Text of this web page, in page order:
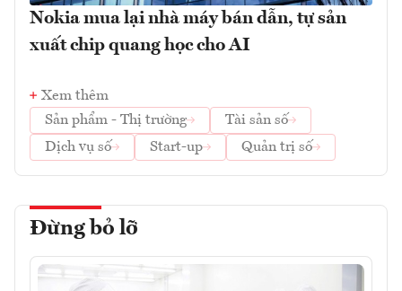
Nokia mua lại nhà máy bán dẫn, tự sản
xuất chip quang học cho AI
Xem thêm
Sản phẩm - Thị trường
Tài sản số
Dịch vụ số
Start-up Quản trị số
Đừng bỏ lỡ